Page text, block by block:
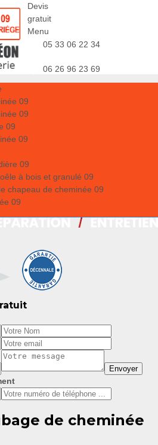
Devis
gratuit
Menu
05 33 06 22 34
06 26 96 23 69
09
09
09
09
09
à bois et granulé 09
chapeau de cheminée 09
09
de cheminée